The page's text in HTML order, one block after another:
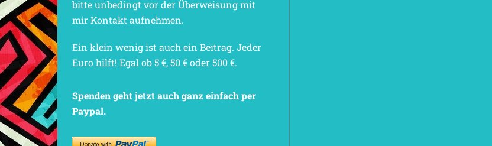
bitte unbedingt vor der Überweisung mit
mir Kontakt aufnehmen.
Ein klein wenig ist auch ein Beitrag. Jeder
Euro hilft! Egal ob 5 €, 50 € oder 500 €.
Spenden geht jetzt auch ganz einfach per
Paypal.